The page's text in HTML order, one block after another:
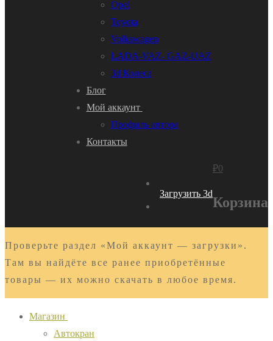
Opel
Toyota
Volkswagen
LADA-VAZ- GAZ-UAZ
3d Колеса
Блог
Мой аккаунт
Профиль автора
Контакты
Загрузить 3d
₽0
Корзина
Проверьте раздел «Мой аккаунт — загрузки».
Там вы найдёте все ранее приобретённые
товары — их можно скачать в любое время.
Магазин
Автокран